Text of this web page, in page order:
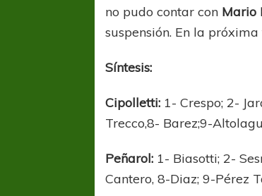
no pudo contar con Mario
suspensión. En la
Síntesis:
Cipolletti: 1- Crespo; 2-
Trecco,8- Barez;9-
Peñarol: 1- Biasotti; 2-
Cantero, 8-Diaz; 9-Pérez